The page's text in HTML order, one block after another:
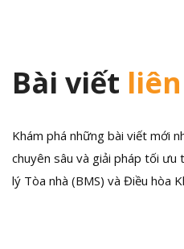
Bài viết
Khám phá những bài viết mới
chuyên sâu và giải pháp tối
lý Tòa nhà (BMS) và Điều hòa